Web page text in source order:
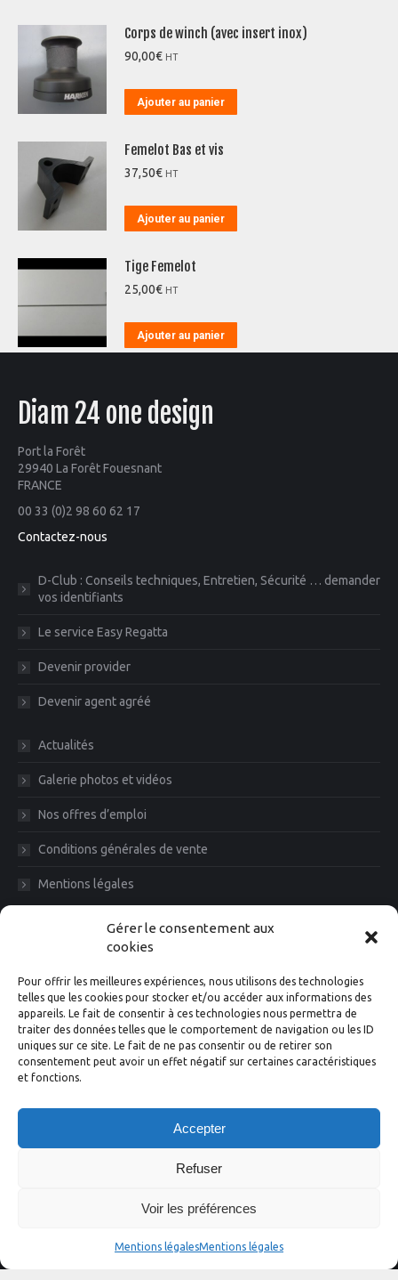
Gérer le consentement aux
cookies
Pour offrir les meilleures expériences, nous utilisons des technologies
telles que les cookies pour stocker et/ou accéder aux informations des
appareils. Le fait de consentir à ces technologies nous permettra de
traiter des données telles que le comportement de navigation ou les ID
uniques sur ce site. Le fait de ne pas consentir ou de retirer son
consentement peut avoir un effet négatif sur certaines caractéristiques
et fonctions.
Accepter
Refuser
Voir les préférences
Mentions légalesMentions légales
Corps de winch (avec insert inox)
90,00€ HT
Ajouter au panier
Femelot Bas et vis
37,50€ HT
Ajouter au panier
Tige Femelot
25,00€ HT
Ajouter au panier
Diam 24 one design
Port la Forêt
29940 La Forêt Fouesnant
FRANCE
00 33 (0)2 98 60 62 17
Contactez-nous
D-Club : Conseils techniques, Entretien, Sécurité … demander
vos identifiants
Le service Easy Regatta
Devenir provider
Devenir agent agréé
Actualités
Galerie photos et vidéos
Nos offres d’emploi
Conditions générales de vente
Mentions légales
Diam News, Restons en contact
Facebook
Instagram
X LinkedIn
YouTube